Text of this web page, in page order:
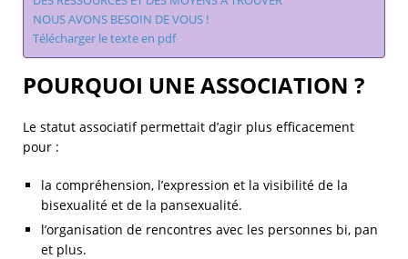
NOUS AVONS BESOIN DE VOUS !
Télécharger le texte en pdf
POURQUOI UNE ASSOCIATION ?
Le statut associatif permettait d’agir plus efficacement
pour :
la compréhension, l’expression et la visibilité de la
bisexualité et de la pansexualité.
l’organisation de rencontres avec les personnes bi, pan
et plus.